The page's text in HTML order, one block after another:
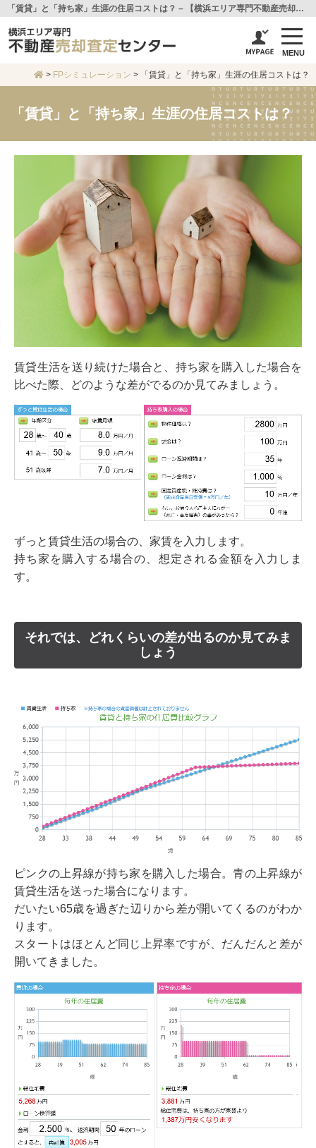
「賃貸」と「持ち家」生涯の住居コストは？ – 【横浜エリア専門不動産売却査定センター】センチュリー21アイ建設
MENU
> FPシミュレーション > 「賃貸」と「持ち家」生涯の住居コストは？
「賃貸」と「持ち家」生涯の住居コストは？
賃貸生活を送り続けた場合と、持ち家を購入した場合を
比べた際、どのような差がでるのか見てみましょう。
ずっと賃貸生活の場合の、家賃を入力します。
持ち家を購入する場合の、想定される金額を入力しま
す。
それでは、どれくらいの差が出るのか見てみま
しょう
ピンクの上昇線が持ち家を購入した場合。青の上昇線が
賃貸生活を送った場合になります。
だいたい65歳を過ぎた辺りから差が開いてくるのがわか
ります。
スタートはほとんど同じ上昇率ですが、だんだんと差が
開いてきました。